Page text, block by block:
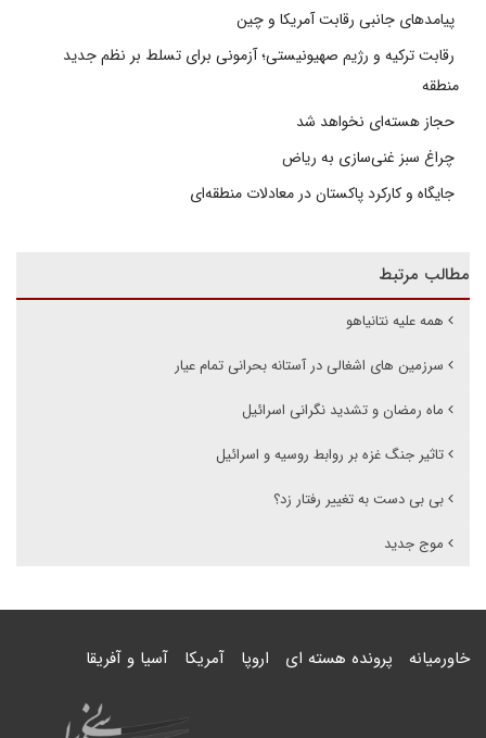
پیامدهای جانبی رقابت آمریکا و چین
رقابت ترکیه و رژیم صهیونیستی؛ آزمونی برای تسلط بر نظم جدید
منطقه
حجاز هسته‌ای نخواهد شد
چراغ سبز غنی‌سازی به ریاض
جایگاه و کارکرد پاکستان در معادلات منطقه‌ای
مطالب مرتبط
همه علیه نتانیاهو
سرزمین های اشغالی در آستانه بحرانی تمام عیار
ماه رمضان و تشدید نگرانی اسرائیل
تاثیر جنگ غزه بر روابط روسیه و اسرائیل
بی بی دست به تغییر رفتار زد؟
موج جدید
خاورمیانه پرونده هسته ای اروپا آمریکا آسیا و آفریقا